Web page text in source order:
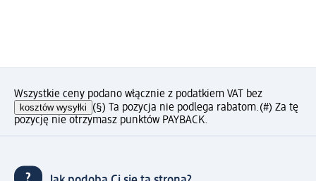
Wszystkie ceny podano włącznie z podatkiem VAT bez
kosztów wysyłki (§) Ta pozycja nie podlega rabatom.(#) Za tę
pozycję nie otrzymasz punktów PAYBACK.